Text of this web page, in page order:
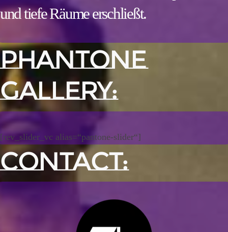
und tiefe Räume erschließt.
PHANTONE
GALLERY:
[rev_slider_vc alias=“pantone-slider“]
CONTACT: